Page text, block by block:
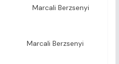
Berzsenyi
Marcali Berzsenyi